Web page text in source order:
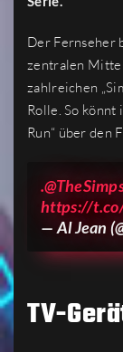
Der Fernseher
zentralen
zahlreichen
Rolle. So könnt
Run“ über den
.
https://
— Al Jean
TV-